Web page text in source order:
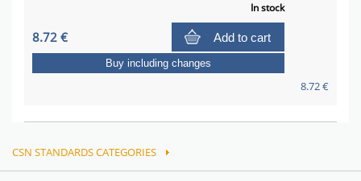
In stock
8.72 € Add to cart
8.72 €
Buy including changes
CSN STANDARDS CATEGORIES